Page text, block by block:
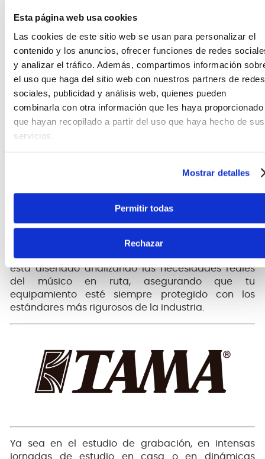
Esta página web usa cookies
Las cookies de este sitio web se usan para personalizar el
contenido y los anuncios, ofrecer funciones de redes
y analizar el tráfico. Además, compartimos información
el uso que haga del sitio web con nuestros partners de redes
sociales, publicidad y análisis web, quienes pueden
combinarla con otra información que les haya proporcionado
que hayan recopilado a partir del uso que haya hecho de sus
servicios.
Mostrar detalles
Permitir todas
Rechazar
MBS06 cuenta con una capacidad sorprendente,
permitiendo albergar de manera segura hasta 5 o
6 parantes de hardware ligero o de base plana. Su
fabricación con telas de alta densidad y costuras
reforzadas garantiza una resistencia al desgaste
metales. Además, incorpora bolsillos externos de
fácil acceso para guardar baquetas, llaves de
afinación u otros accesorios indispensables,
manteniendo todo tu equipamiento perfectamente
innovación, resistencia y calidad en el mundo de
las baterías acústicas y el hardware musical. Cada
uno de sus accesorios y soluciones de transporte
está diseñado analizando las necesidades reales
del músico en ruta, asegurando que tu
equipamiento esté siempre protegido con los
estándares más rigurosos de la industria.
Ya sea en el estudio de grabación, en intensas
jornadas de estudio en casa o en dinámicas